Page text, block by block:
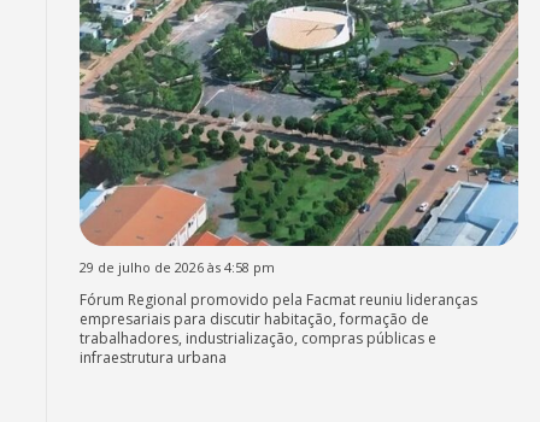
29 de julho de 2026 às 4:58 pm
Fórum Regional promovido pela Facmat reuniu lideranças
empresariais para discutir habitação, formação de
trabalhadores, industrialização, compras públicas e
infraestrutura urbana